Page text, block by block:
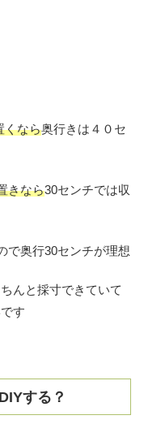
くなら奥行きは４０セ
きなら30センチでは収
で奥行30センチが理想
んと採寸できていて
す
する？